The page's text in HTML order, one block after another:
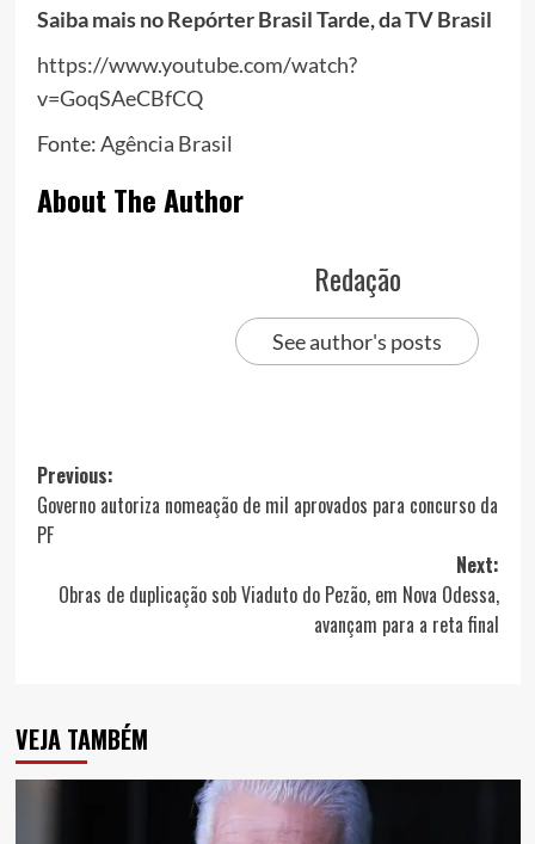
Saiba mais no Repórter Brasil Tarde, da TV Brasil
https://www.youtube.com/watch?
v=GoqSAeCBfCQ
Fonte:Agência Brasil
About The Author
Redação
See author's posts
Post
navigation
Previous:
Governo autoriza nomeação de mil aprovados para concurso da
PF
Next:
Obras de duplicação sob Viaduto do Pezão, em Nova Odessa,
avançam para a reta final
VEJA TAMBÉM